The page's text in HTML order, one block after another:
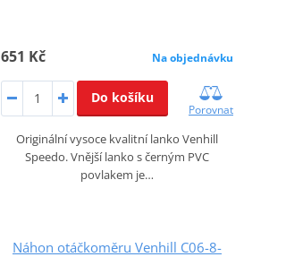
651 Kč Na objednávku
Do košíku
Porovnat
Originální vysoce kvalitní lanko Venhill
Speedo. Vnější lanko s černým PVC
povlakem je…
Náhon otáčkoměru Venhill C06-8-